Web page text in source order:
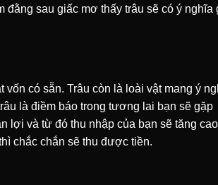
đằng sau giấc mơ thấy trâu sẽ có ý nghĩa
có sẵn. Trâu còn là loài vật mang ý
là điềm báo trong tương lai bạn sẽ gặp
lợi và từ đó thu nhập của bạn sẽ tăng
chắc chắn sẽ thu được tiền.